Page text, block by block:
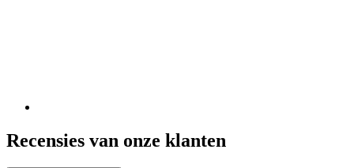
Recensies van onze klanten